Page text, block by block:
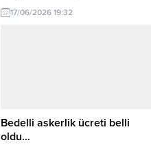
dolayısıyla mesaj yayınladı.
Kaymakam Yılmaz’ın mesajı şu
omuza ve yürek yüreğe...
17/06/2026 19:32
Bedelli askerlik ücreti belli
oldu…